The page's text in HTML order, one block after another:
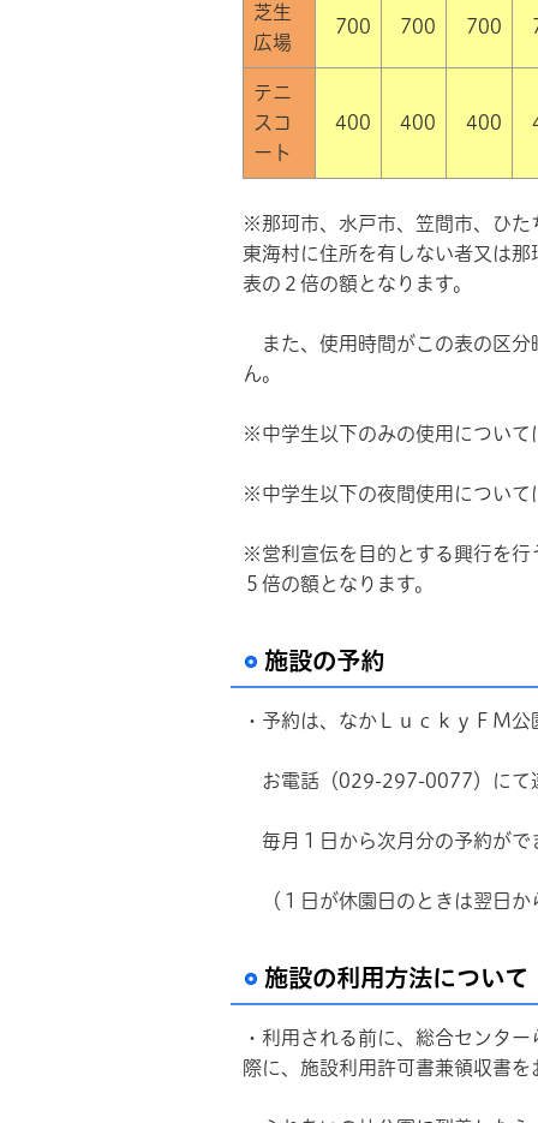
芝生
広場
700 700 700
テニ
スコ
ート
400 400 400
※那珂市、水戸市、笠間市、ひた
東海村に住所を有しない者又は
表の２倍の額となります。
また、使用時間がこの表の区分
ん。
※中学生以下のみの使用について
※中学生以下の夜間使用について
※営利宣伝を目的とする興行を行
５倍の額となります。
施設の予約
・予約は、なかＬｕｃｋｙＦＭ
お電話（029-297-0077）にて
毎月１日から次月分の予約がで
（１日が休園日のときは翌日か
施設の利用方法について
・利用される前に、総合センタ
際に、施設利用許可書兼領収書